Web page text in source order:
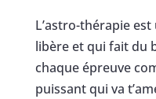
L’astro-thérapie
libère et qui fait du
chaque épreuve
puissant qui va